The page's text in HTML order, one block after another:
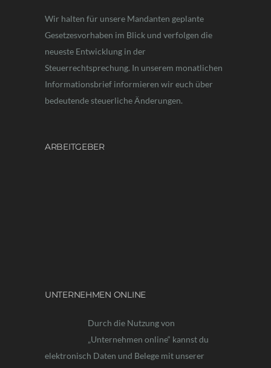
Wir halten für unsere Mandanten geplante
Gesetzesvorhaben im Blick und verfolgen die
neueste Entwicklung in der
Steuerrechtsprechung. In unserem monatlichen
Informationsbrief informieren wir euch über
bedeutende steuerliche Änderungen.
ARBEITGEBER
UNTERNEHMEN ONLINE
Durch die Nutzung von
„Unternehmen online“ kannst du
elektronisch Daten und Belege mit unserer